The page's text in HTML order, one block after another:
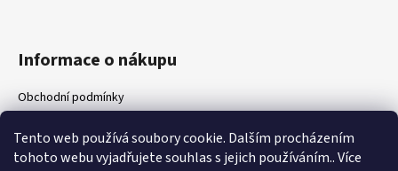
Tento web používá soubory cookie. Dalším procházením
tohoto webu vyjadřujete souhlas s jejich používáním.. Více
Informace o nákupu
Obchodní podmínky
Kontakty
Doprava a platby